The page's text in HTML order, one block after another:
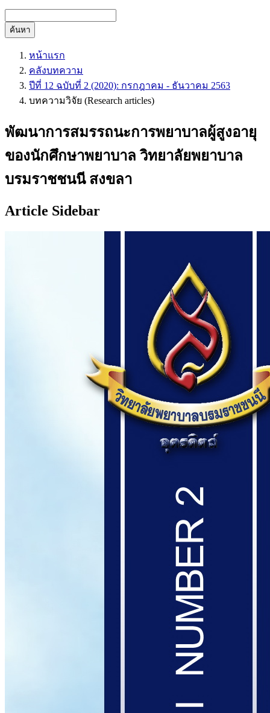
ค้นหา
หน้าแรก
คลังบทความ
ปีที่ 12 ฉบับที่ 2 (2020): กรกฎาคม - ธันวาคม 2563
บทความวิจัย (Research articles)
พัฒนาการสมรรถนะการพยาบาลผู้สูงอายุ
ของนักศึกษาพยาบาล วิทยาลัยพยาบาล
บรมราชชนนี สงขลา
Article Sidebar